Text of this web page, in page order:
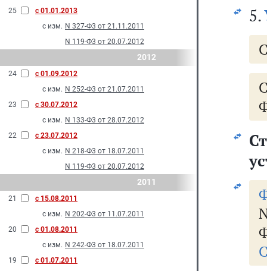
25
с 01.01.2013
с изм. N 327-Ф3 от 21.11.2011
N 119-Ф3 от 20.07.2012
2012
24
с 01.09.2012
с изм. N 252-Ф3 от 21.07.2011
23
с 30.07.2012
с изм. N 133-Ф3 от 28.07.2012
22
с 23.07.2012
с изм. N 218-Ф3 от 18.07.2011
N 119-Ф3 от 20.07.2012
2011
21
с 15.08.2011
с изм. N 202-Ф3 от 11.07.2011
20
с 01.08.2011
с изм. N 242-Ф3 от 18.07.2011
19
с 01.07.2011
5.